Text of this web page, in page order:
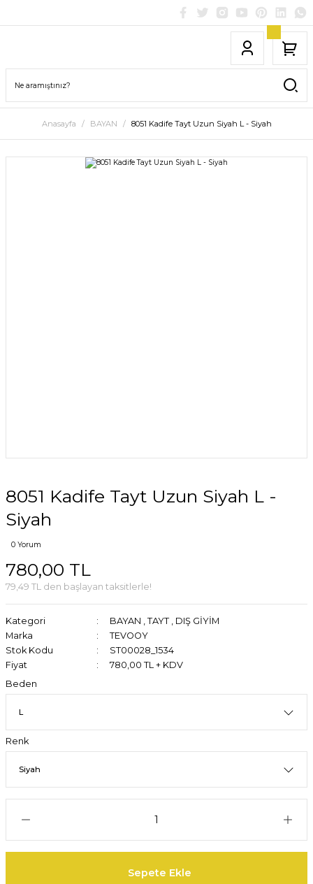
Anasayfa BAYAN 8051 Kadife Tayt Uzun Siyah L - Siyah
8051 Kadife Tayt Uzun Siyah L -
Siyah
0 Yorum
780,00 TL
79,49 TL den başlayan taksitlerle!
Kategori BAYAN , TAYT , DIŞ GİYİM
Marka
TEVOOY
Stok Kodu
ST00028_1534
Fiyat
780,00 TL + KDV
Beden
Renk
Sepete Ekle